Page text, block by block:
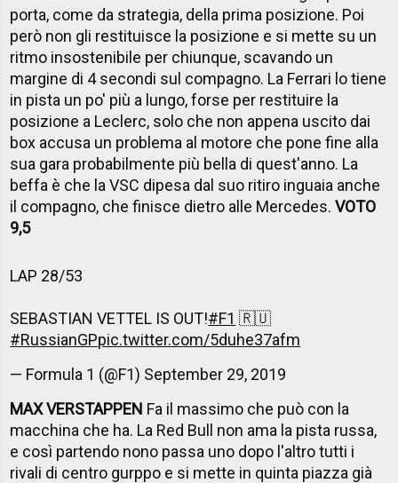
porta, come da strategia, della prima posizione. Poi
però non gli restituisce la posizione e si mette su un
ritmo insostenibile per chiunque, scavando un
margine di 4 secondi sul compagno. La Ferrari lo tiene
in pista un po' più a lungo, forse per restituire la
posizione a Leclerc, solo che non appena uscito dai
box accusa un problema al motore che pone fine alla
sua gara probabilmente più bella di quest'anno. La
beffa è che la VSC dipesa dal suo ritiro inguaia anche
il compagno, che finisce dietro alle Mercedes.VOTO
9,5
LAP 28/53
SEBASTIAN VETTEL IS OUT!#F1 🇷🇺
#RussianGPpic.twitter.com/5duhe37afm
— Formula 1 (@F1) September 29, 2019
MAX VERSTAPPEN Fa il massimo che può con la
macchina che ha. La Red Bull non ama la pista russa,
e così partendo nono passa uno dopo l'altro tutti i
rivali di centro gurppo e si mette in quinta piazza già